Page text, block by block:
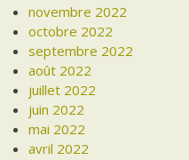
novembre 2022
octobre 2022
septembre 2022
août 2022
juillet 2022
juin 2022
mai 2022
avril 2022